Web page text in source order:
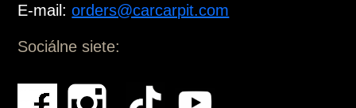
E-mail:orders@carcarpit.com
Sociálne siete: